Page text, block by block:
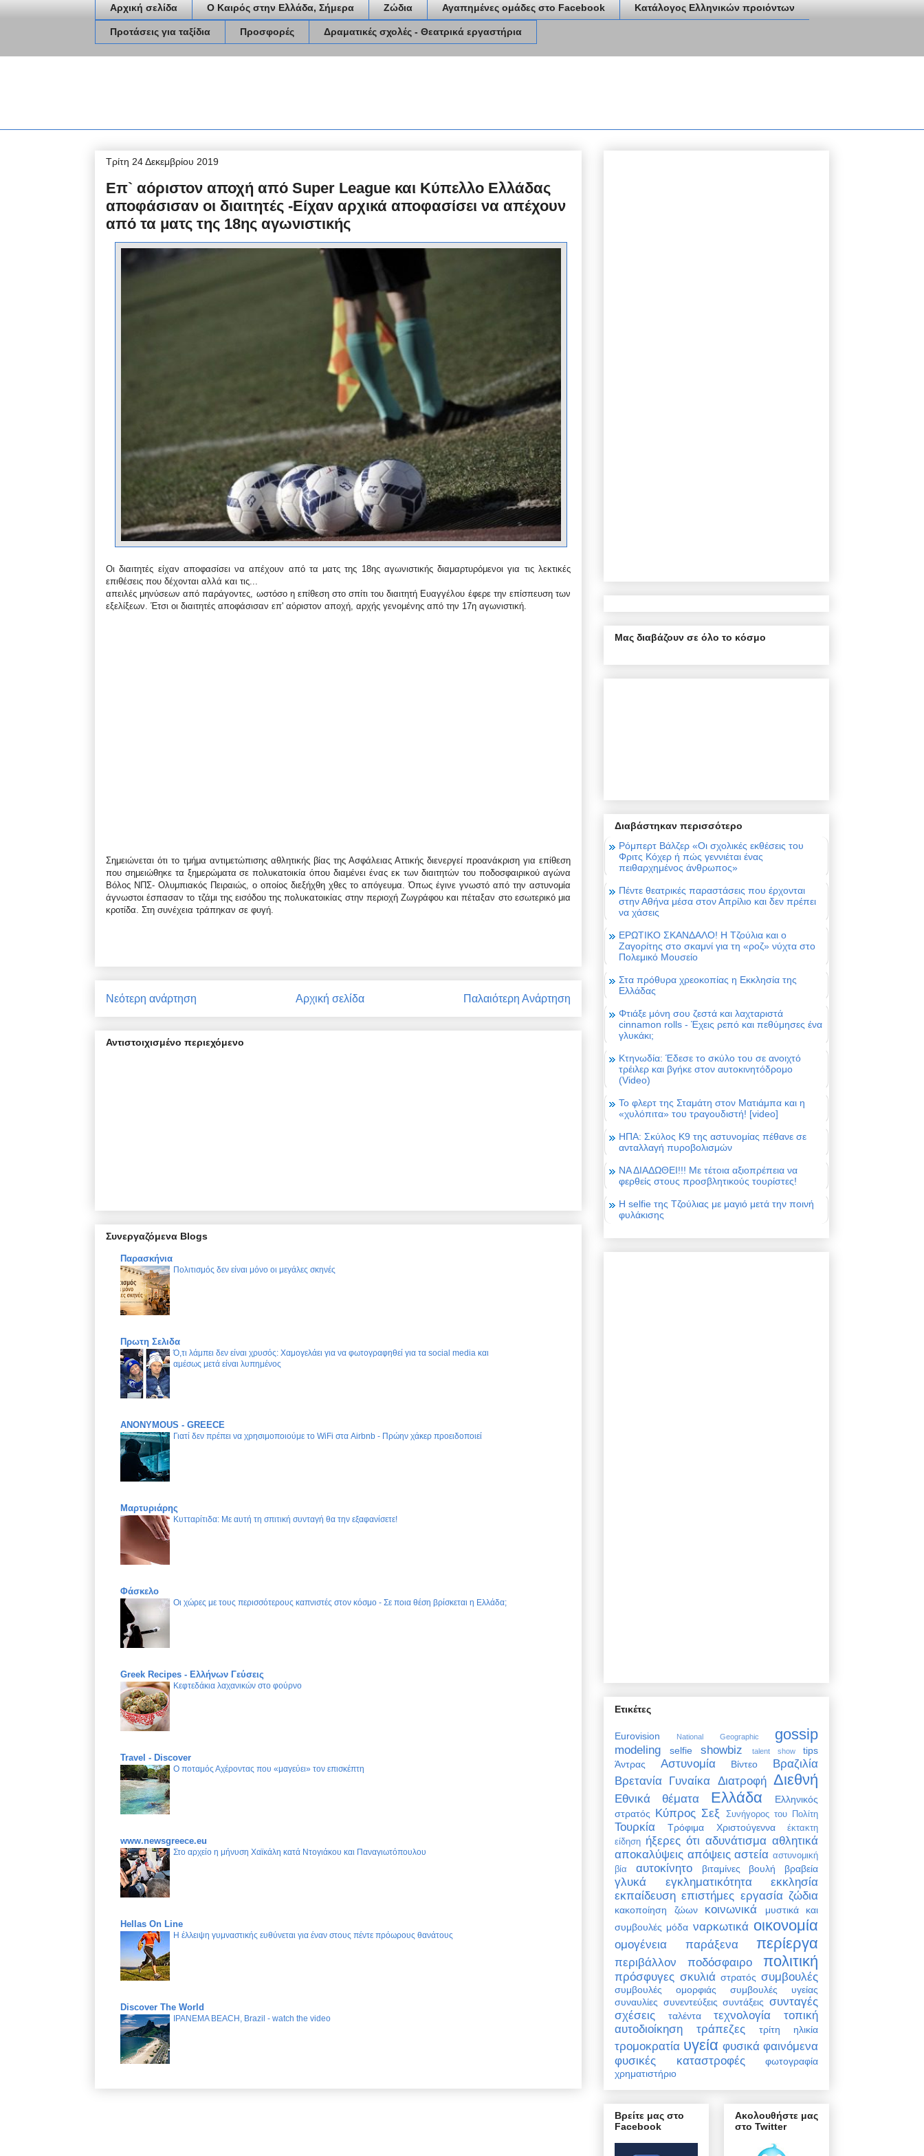
Αρχική σελίδα Ο Καιρός στην Ελλάδα, Σήμερα Ζώδια Αγαπημένες ομάδες στο Facebook Κατάλογος Ελληνικών προιόντων
Προτάσεις για ταξίδια Προσφορές Δραματικές σχολές - Θεατρικά εργαστήρια
Τρίτη 24 Δεκεμβρίου 2019
Επ` αόριστον αποχή από Super League και Κύπελλο Ελλάδας
αποφάσισαν οι διαιτητές -Eίχαν αρχικά αποφασίσει να απέχουν
από τα ματς της 18ης αγωνιστικής
Οι διαιτητές είχαν αποφασίσει να απέχουν από τα ματς της 18ης αγωνιστικής διαμαρτυρόμενοι για τις λεκτικές
επιθέσεις που δέχονται αλλά και τις...
απειλές μηνύσεων από παράγοντες, ωστόσο η επίθεση στο σπίτι του διαιτητή Ευαγγέλου έφερε την επίσπευση των
εξελίξεων. Έτσι οι διαιτητές αποφάσισαν επ' αόριστον αποχή, αρχής γενομένης από την 17η αγωνιστική.
Σημειώνεται ότι το τμήμα αντιμετώπισης αθλητικής βίας της Ασφάλειας Αττικής διενεργεί προανάκριση για επίθεση
που σημειώθηκε τα ξημερώματα σε πολυκατοικία όπου διαμένει ένας εκ των διαιτητών του ποδοσφαιρικού αγώνα
Βόλος ΝΠΣ- Ολυμπιακός Πειραιώς, ο οποίος διεξήχθη χθες το απόγευμα. Όπως έγινε γνωστό από την αστυνομία
άγνωστοι έσπασαν το τζάμι της εισόδου της πολυκατοικίας στην περιοχή Ζωγράφου και πέταξαν στο εσωτερικό μια
κροτίδα. Στη συνέχεια τράπηκαν σε φυγή.
Νεότερη ανάρτηση Παλαιότερη Ανάρτηση
Αρχική σελίδα
Αντιστοιχισμένο περιεχόμενο
Συνεργαζόμενα Blogs
Παρασκήνια
Πολιτισμός δεν είναι μόνο οι μεγάλες σκηνές
Πρωτη Σελιδα
Ό,τι λάμπει δεν είναι χρυσός: Χαμογελάει για να φωτογραφηθεί για τα social media και
αμέσως μετά είναι λυπημένος
ANONYMOUS - GREECE
Γιατί δεν πρέπει να χρησιμοποιούμε το WiFi στα Airbnb - Πρώην χάκερ προειδοποιεί
Μαρτυριάρης
Κυτταρίτιδα: Με αυτή τη σπιτική συνταγή θα την εξαφανίσετε!
Φάσκελο
Οι χώρες με τους περισσότερους καπνιστές στον κόσμο - Σε ποια θέση βρίσκεται η Ελλάδα;
Greek Recipes - Ελλήνων Γεύσεις
Κεφτεδάκια λαχανικών στο φούρνο
Travel - Discover
Ο ποταμός Αχέροντας που «μαγεύει» τον επισκέπτη
www.newsgreece.eu
Στο αρχείο η μήνυση Χαϊκάλη κατά Ντογιάκου και Παναγιωτόπουλου
Hellas On Line
Η έλλειψη γυμναστικής ευθύνεται για έναν στους πέντε πρόωρους θανάτους
Discover The World
IPANEMA BEACH, Brazil - watch the video
Μας διαβάζουν σε όλο το κόσμο
Διαβάστηκαν περισσότερο
Ρόμπερτ Βάλζερ «Οι σχολικές εκθέσεις του
Φριτς Κόχερ ή πώς γεννιέται ένας
πειθαρχημένος άνθρωπος»
Πέντε θεατρικές παραστάσεις που έρχονται
στην Αθήνα μέσα στον Απρίλιο και δεν πρέπει
να χάσεις
ΕΡΩΤΙΚΟ ΣΚΑΝΔΑΛΟ! Η Τζούλια και ο
Ζαγορίτης στο σκαμνί για τη «ροζ» νύχτα στο
Πολεμικό Μουσείο
Στα πρόθυρα χρεοκοπίας η Εκκλησία της
Ελλάδας
Φτιάξε μόνη σου ζεστά και λαχταριστά
cinnamon rolls - Έχεις ρεπό και πεθύμησες ένα
γλυκάκι;
Κτηνωδία: Έδεσε το σκύλο του σε ανοιχτό
τρέιλερ και βγήκε στον αυτοκινητόδρομο
(Video)
Το φλερτ της Σταμάτη στον Ματιάμπα και η
«χυλόπιτα» του τραγουδιστή! [video]
ΗΠΑ: Σκύλος Κ9 της αστυνομίας πέθανε σε
ανταλλαγή πυροβολισμών
ΝΑ ΔΙΑΔΩΘΕΙ!!! Με τέτοια αξιοπρέπεια να
φερθείς στους προσβλητικούς τουρίστες!
Η selfie της Τζούλιας με μαγιό μετά την ποινή
φυλάκισης
Ετικέτες
Eurovision National Geographic gossip
modeling selfie showbiz talent show
tips
Άντρας
Αστυνομία Βίντεο
Βραζιλία
Βρετανία Γυναίκα Διατροφή Διεθνή
Εθνικά θέματα Ελλάδα
Ελληνικός
στρατός Κύπρος Σεξ Συνήγορος του Πολίτη
Τουρκία Τρόφιμα Χριστούγεννα
έκτακτη
είδηση ήξερες ότι αδυνάτισμα αθλητικά
αποκαλύψεις απόψεις αστεία αστυνομική
βία
αυτοκίνητο βιταμίνες βουλή βραβεία
γλυκά εγκληματικότητα
εκκλησία
εκπαίδευση επιστήμες εργασία ζώδια
κακοποίηση ζώων κοινωνικά
μυστικά και
συμβουλές μόδα ναρκωτικά οικονομία
ομογένεια παράξενα περίεργα
περιβάλλον ποδόσφαιρο πολιτική
πρόσφυγες σκυλιά στρατός συμβουλές
συμβουλές ομορφιάς
συμβουλές υγείας
συναυλίες συνεντεύξεις συντάξεις συνταγές
σχέσεις
ταλέντα τεχνολογία
τοπική
αυτοδιοίκηση
τράπεζες τρίτη ηλικία
τρομοκρατία υγεία φυσικά φαινόμενα
φυσικές καταστροφές
φωτογραφία
χρηματιστήριο
Βρείτε μας στο
Facebook
Ακολουθήστε μας
στο Twitter